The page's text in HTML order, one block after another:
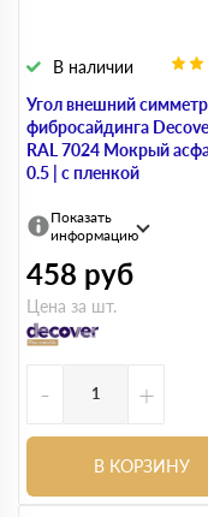
Угол внешний
фибросайдинга
RAL 7024 Мокрый
0.5 | с пленкой
В наличии
Показать
информацию
458 руб
Цена за шт.
- +
В КОРЗИНУ